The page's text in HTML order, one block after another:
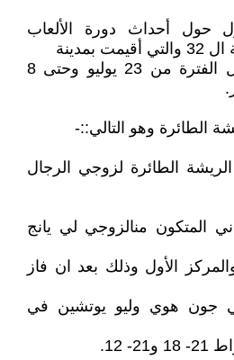
حول أحداث دورة الألعاب
طوكيو بدولة اليابان خلال الفترة من 23 يوليو وحتى 8
الطائرة وهو التالي::-
الريشة الطائرة لزوجي الرجال
المتكون منالزوجي لي يانج
الأول وذلك بعد ان فاز
جون هوي وليو يوتشين في